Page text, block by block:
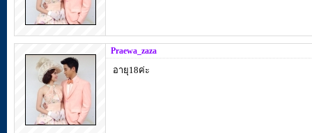
Praewa_zaza
อายุ18ค่ะ